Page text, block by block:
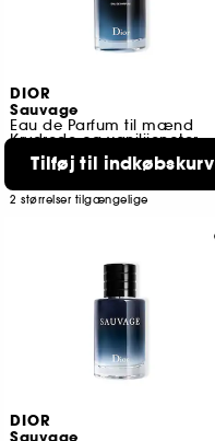
DIOR
Sauvage
Eau de Parfum til mænd
Krydrede og vanilijenoter
930
779,00 KR
2 størrelser tilgængelige
Tilføj til indkøbskurv
DIOR